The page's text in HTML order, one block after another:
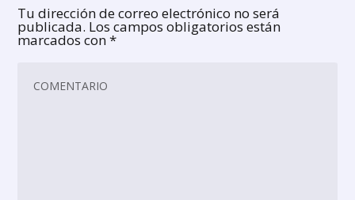
Tu dirección de correo electrónico no será
publicada. Los campos obligatorios están
marcados con*